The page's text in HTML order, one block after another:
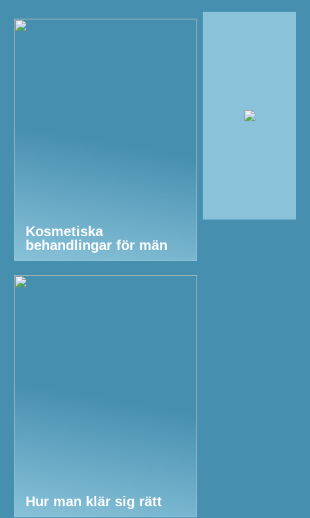
Kosmetiska
behandlingar för män
Hur man klär sig rätt